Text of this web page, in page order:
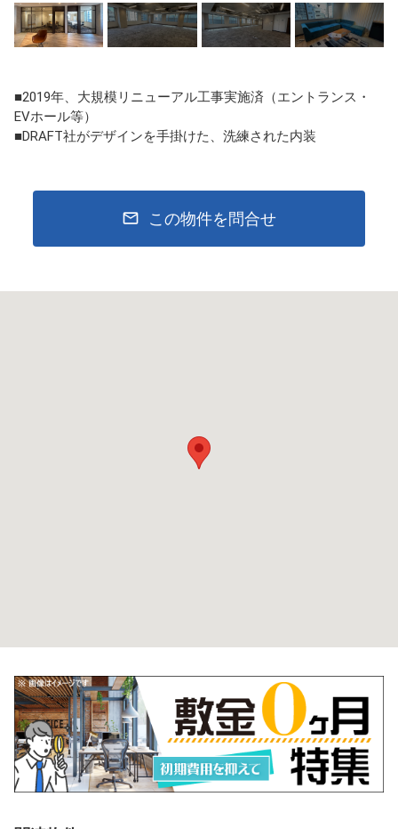
■2019年、大規模リニューアル工事実施済（エントランス・
EVホール等）
■DRAFT社がデザインを手掛けた、洗練された内装
この物件を問合せ